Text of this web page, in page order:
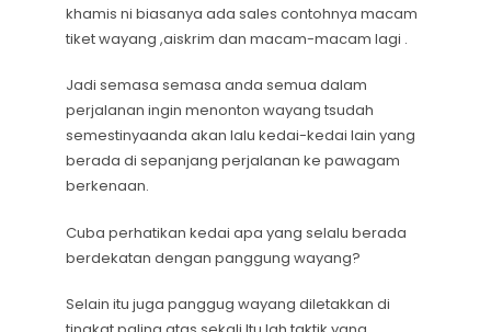
khamis ni biasanya ada sales contohnya macam
tiket wayang ,aiskrim dan macam-macam lagi .
Jadi semasa semasa anda semua dalam
perjalanan ingin menonton wayang tsudah
semestinyaanda akan lalu kedai-kedai lain yang
berada di sepanjang perjalanan ke pawagam
berkenaan.
Cuba perhatikan kedai apa yang selalu berada
berdekatan dengan panggung wayang?
Selain itu juga panggug wayang diletakkan di